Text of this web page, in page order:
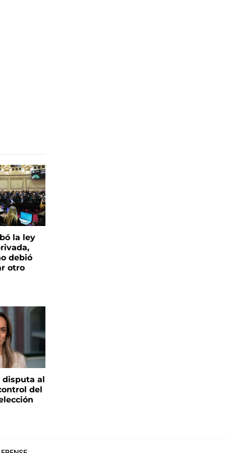
la ley
debió
otro
disputa al
del